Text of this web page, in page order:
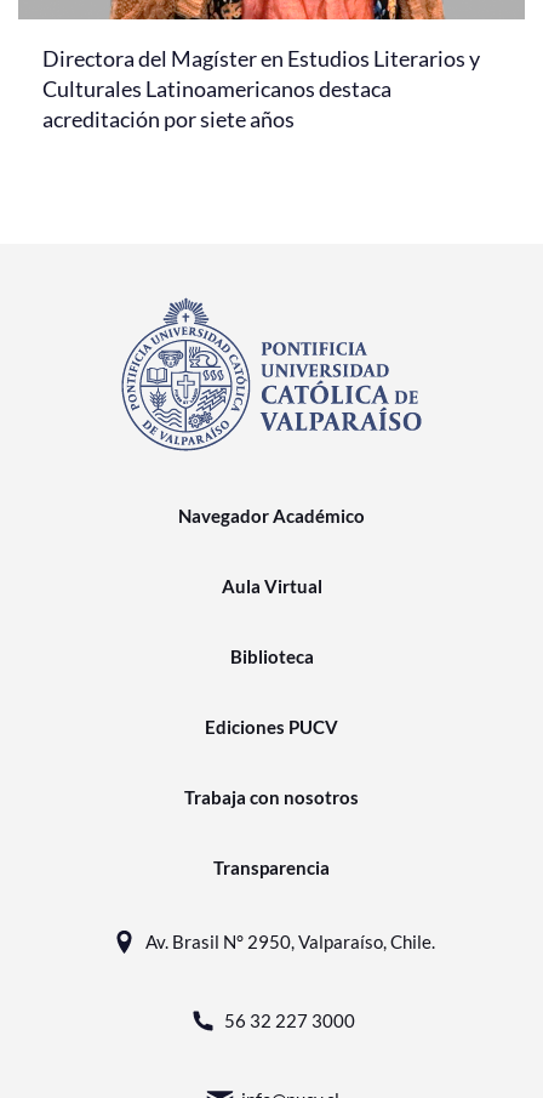
Directora del Magíster en Estudios Literarios y
Culturales Latinoamericanos destaca
acreditación por siete años
Navegador Académico
Aula Virtual
Biblioteca
Ediciones PUCV
Trabaja con nosotros
Transparencia
Av. Brasil N° 2950, Valparaíso, Chile.
56 32 227 3000